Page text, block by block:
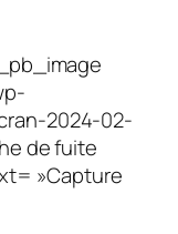
2024-02-
de fuite
»Capture